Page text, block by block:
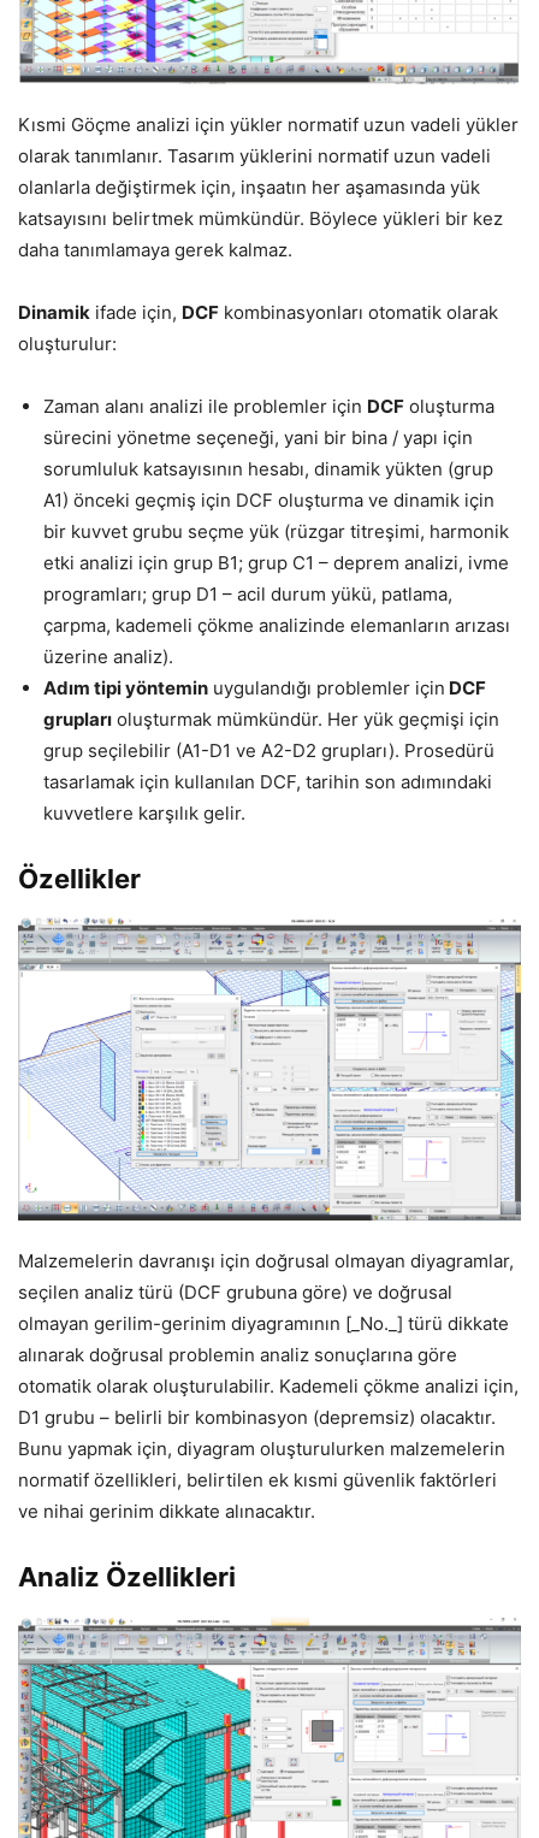
Kısmi Göçme analizi için yükler normatif uzun vadeli yükler
olarak tanımlanır. Tasarım yüklerini normatif uzun vadeli
olanlarla değiştirmek için, inşaatın her aşamasında yük
katsayısını belirtmek mümkündür. Böylece yükleri bir kez
daha tanımlamaya gerek kalmaz.
Dinamik ifade için, DCF kombinasyonları otomatik olarak
oluşturulur:
Zaman alanı analizi ile problemler için DCF oluşturma
sürecini yönetme seçeneği, yani bir bina / yapı için
sorumluluk katsayısının hesabı, dinamik yükten (grup
A1) önceki geçmiş için DCF oluşturma ve dinamik için
bir kuvvet grubu seçme yük (rüzgar titreşimi, harmonik
etki analizi için grup B1; grup C1 – deprem analizi, ivme
programları; grup D1 – acil durum yükü, patlama,
çarpma, kademeli çökme analizinde elemanların arızası
üzerine analiz).
Adım tipi yöntemin uygulandığı problemler için DCF
grupları oluşturmak mümkündür. Her yük geçmişi için
grup seçilebilir (A1-D1 ve A2-D2 grupları). Prosedürü
tasarlamak için kullanılan DCF, tarihin son adımındaki
kuvvetlere karşılık gelir.
Özellikler
Malzemelerin davranışı için doğrusal olmayan diyagramlar,
seçilen analiz türü (DCF grubuna göre) ve doğrusal
olmayan gerilim-gerinim diyagramının [_No._] türü dikkate
alınarak doğrusal problemin analiz sonuçlarına göre
otomatik olarak oluşturulabilir. Kademeli çökme analizi için,
D1 grubu – belirli bir kombinasyon (depremsiz) olacaktır.
Bunu yapmak için, diyagram oluşturulurken malzemelerin
normatif özellikleri, belirtilen ek kısmi güvenlik faktörleri
ve nihai gerinim dikkate alınacaktır.
Analiz Özellikleri